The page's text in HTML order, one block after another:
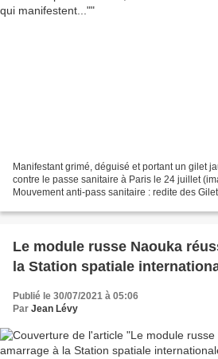
Manifestant grimé, déguisé et portant un gilet
contre le passe sanitaire à Paris le 24 juillet
Mouvement anti-pass sanitaire : redite des
Le module russe Naouka
la Station spatiale
Publié le 30/07/2021 à 05:06
Par Jean Lévy